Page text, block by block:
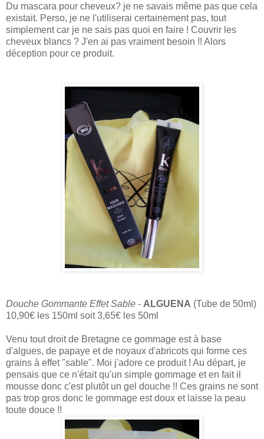
Du mascara pour cheveux? je ne savais même pas que cela
existait. Perso, je ne l'utiliserai certainement pas, tout
simplement car je ne sais pas quoi en faire ! Couvrir les
cheveux blancs ? J'en ai pas vraiment besoin !! Alors
déception pour ce produit.
Douche Gommante Effet Sable - ALGUENA (Tube de 50ml)
10,90€ les 150ml soit 3,65€ les 50ml
Venu tout droit de Bretagne ce gommage est à base
d'algues, de papaye et de noyaux d'abricots qui forme ces
grains à effet "sable". Moi j'adore ce produit ! Au départ, je
pensais que ce n'était qu'un simple gommage et en fait il
mousse donc c'est plutôt un gel douche !! Ces grains ne sont
pas trop gros donc le gommage est doux et laisse la peau
toute douce !!